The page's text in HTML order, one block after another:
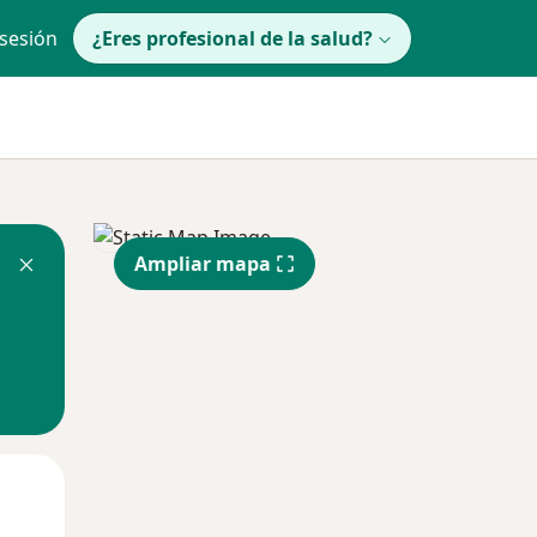
¿Eres profesional de la salud?
Ampliar mapa